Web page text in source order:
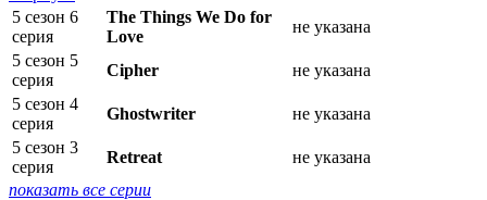
5 сезон 6
серия
The Things We Do for
Love
не указана
5 сезон 5
серия
Cipher
не указана
5 сезон 4
серия
Ghostwriter
не указана
5 сезон 3
серия
Retreat
не указана
показать все серии